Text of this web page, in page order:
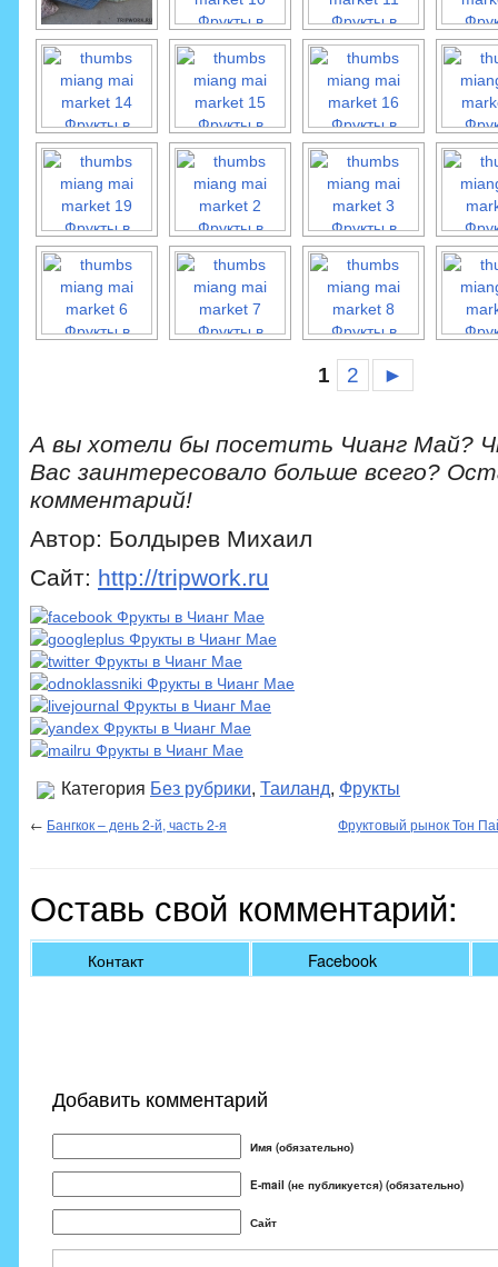
1 2 ►
А вы хотели бы посетить Чианг Май?
Вас заинтересовало больше всего?
комментарий!
Автор: Болдырев Михаил
Сайт: http://tripwork.ru
Категория Без рубрики, Таиланд, Фрукты
← Бангкок – день 2-й, часть 2-я Фруктовый рынок Тон
Оставь свой комментарий:
Контакт Facebook
Добавить комментарий
Имя (обязательно)
E-mail (не публикуется) (обязательно)
Сайт